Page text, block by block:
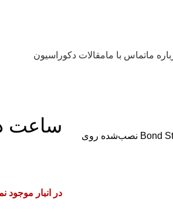
ماتماس با مامقالات دکوراسیون
ساعت
در انبار موجود